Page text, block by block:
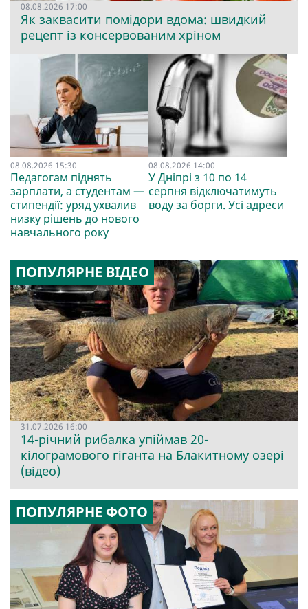
08.08.2026 17:00
Як заквасити помідори вдома: швидкий
рецепт із консервованим хріном
08.08.2026 15:30
Педагогам піднять
зарплати, а студентам —
стипендії: уряд ухвалив
низку рішень до нового
навчального року
08.08.2026 14:00
У Дніпрі з 10 по 14
серпня відключатимуть
воду за борги. Усі адреси
ПОПУЛЯРНЕ ВІДЕО
31.07.2026 16:00
14-річний рибалка упіймав 20-
кілограмового гіганта на Блакитному озері
(відео)
ПОПУЛЯРНЕ ФОТО